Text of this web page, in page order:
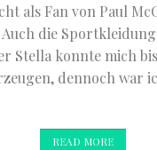
als Fan von Paul
Auch die
Stella konnte mich
dennoch war
READ MORE